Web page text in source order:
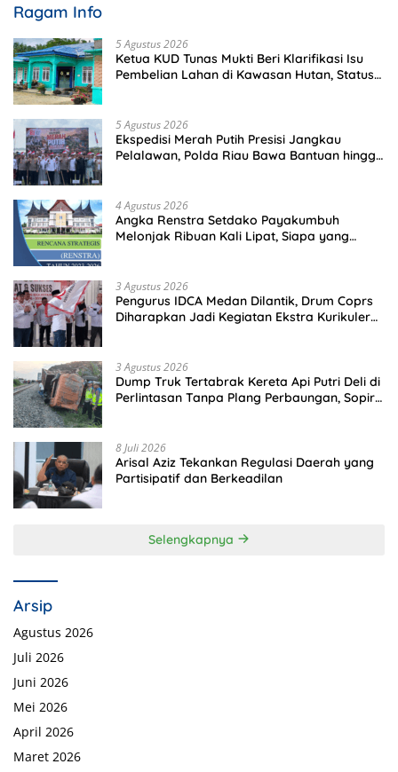
Ragam Info
5 Agustus 2026
Ketua KUD Tunas Mukti Beri Klarifikasi Isu
Pembelian Lahan di Kawasan Hutan, Status
5 Agustus 2026
Ekspedisi Merah Putih Presisi Jangkau
Pelalawan, Polda Riau Bawa Bantuan hingga
4 Agustus 2026
Angka Renstra Setdako Payakumbuh
Melonjak Ribuan Kali Lipat, Siapa yang
3 Agustus 2026
Pengurus IDCA Medan Dilantik, Drum Coprs
Diharapkan Jadi Kegiatan Ekstra Kurikuler
3 Agustus 2026
Dump Truk Tertabrak Kereta Api Putri Deli di
Perlintasan Tanpa Plang Perbaungan, Sopir
8 Juli 2026
Arisal Aziz Tekankan Regulasi Daerah yang
Partisipatif dan Berkeadilan
Selengkapnya
Arsip
Agustus 2026
Juli 2026
Juni 2026
Mei 2026
April 2026
Maret 2026